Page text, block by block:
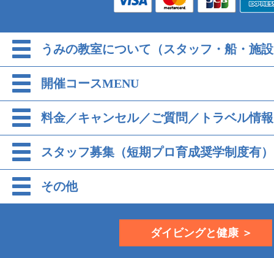
うみの教室について（スタッフ・船・施
開催コースMENU
料金／キャンセル／ご質問／トラベル情報
スタッフ募集（短期プロ育成奨学制度有）
その他
ダイビングと健康 ＞